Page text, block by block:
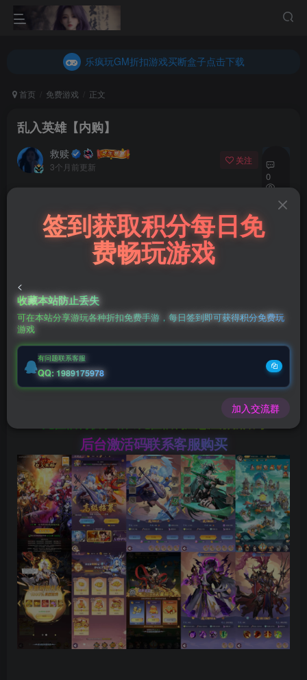
乐疯玩GM折扣游戏买断盒子点击下载
乐疯玩GM折扣游戏买断盒子点击下载
首页 免费游戏 正文
乱入英雄【内购】
救赎
3个月前更新
关注 私信
0
493
乱入英雄【内购】
此内容为付费阅读，请付费后查看
20
1 1
微信客服GMSY997
已售 47
后台激活码联系客服购买
签到获取积分每日免
费畅玩游戏
<
收藏本站防止丢失
可在本站分享游玩各种折扣免费手游，每日签到即可获得积分免费玩
游戏
有问题联系客服
QQ: 1989175978
加入交流群